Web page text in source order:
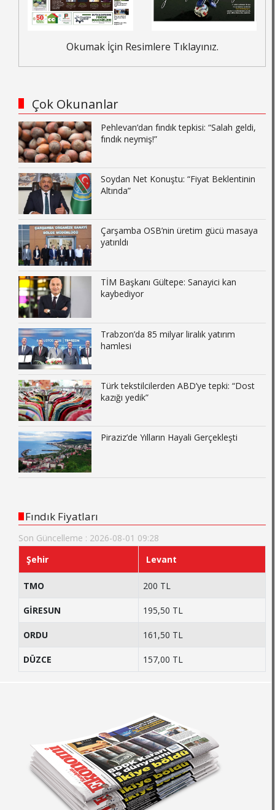
Okumak İçin Resimlere Tıklayınız.
Çok Okunanlar
Pehlevan’dan fındık tepkisi: “Salah geldi,
fındık neymiş!”
Soydan Net Konuştu: “Fiyat Beklentinin
Altında”
Çarşamba OSB’nin üretim gücü masaya
yatırıldı
TİM Başkanı Gültepe: Sanayici kan
kaybediyor
Trabzon’da 85 milyar liralık yatırım
hamlesi
Türk tekstilcilerden ABD’ye tepki: “Dost
kazığı yedik”
Piraziz’de Yılların Hayali Gerçekleşti
Fındık Fiyatları
Son Güncelleme : 2026-08-01 09:28
Şehir
Levant
TMO 200 TL
GİRESUN 195,50 TL
ORDU 161,50 TL
DÜZCE 157,00 TL